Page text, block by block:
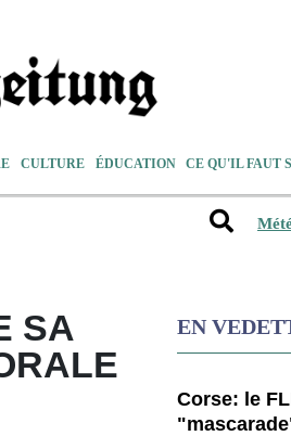
CULTURE ÉDUCATION CE QU'IL FAUT
SA
EN
Corse: le